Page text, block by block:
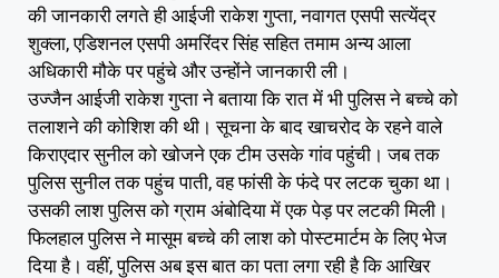
की जानकारी लगते ही आईजी राकेश गुप्ता, नवागत एसपी सत्येंद्र
शुक्ला, एडिशनल एसपी अमरिंदर सिंह सहित तमाम अन्य आला
अधिकारी मौके पर पहुंचे और उन्होंने जानकारी ली।
उज्जैन आईजी राकेश गुप्ता ने बताया कि रात में भी पुलिस ने बच्चे को
तलाशने की कोशिश की थी। सूचना के बाद खाचरोद के रहने वाले
किराएदार सुनील को खोजने एक टीम उसके गांव पहुंची। जब तक
पुलिस सुनील तक पहुंच पाती, वह फांसी के फंदे पर लटक चुका था।
उसकी लाश पुलिस को ग्राम अंबोदिया में एक पेड़ पर लटकी मिली।
फिलहाल पुलिस ने मासूम बच्चे की लाश को पोस्टमार्टम के लिए भेज
दिया है। वहीं, पुलिस अब इस बात का पता लगा रही है कि आखिर